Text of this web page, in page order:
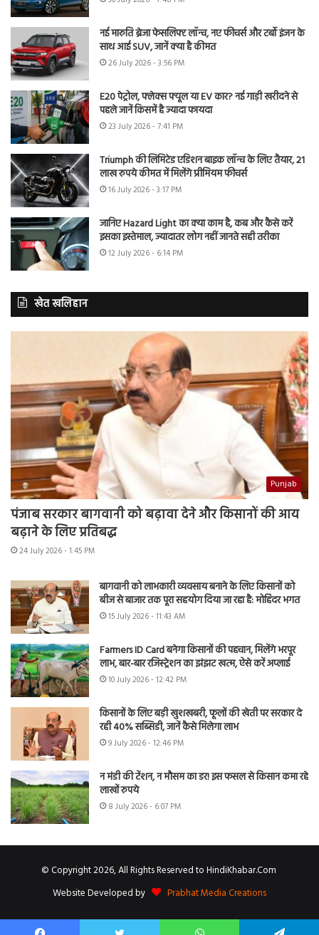
नई मारुति ब्रेजा फेसलिफ्ट लॉन्च, नए फीचर्स और टर्बो इंजन के
साथ आई SUV, जानें क्या है कीमत
26 July 2026 - 3:56 PM
E20 पेट्रोल, फ्लेक्स फ्यूल या EV कार? नई गाड़ी खरीदने से
पहले जानें किसमें है ज्यादा फायदा
23 July 2026 - 7:41 PM
Triumph की लिमिटेड एडिशन बाइक लॉन्च के लिए तैयार, 21
लाख रुपये कीमत में मिलेंगे प्रीमियम फीचर्स
16 July 2026 - 3:17 PM
जानिए Hazard Light का क्या काम है, कब और कैसे करें
इसका इस्तेमाल, ज्यादातर लोग नहीं जानते सही तरीका
12 July 2026 - 6:14 PM
खेत खलिहान
Punjab
पंजाब सरकार बागवानी को बढ़ावा देने और किसानों की आय
बढ़ाने के लिए प्रतिबद्ध
24 July 2026 - 1:45 PM
बागवानी को लाभकारी व्यवसाय बनाने के लिए किसानों को
बीज से बाजार तक पूरा सहयोग दिया जा रहा है: मोहिंदर भगत
15 July 2026 - 11:43 AM
Farmers ID Card बनेगा किसानों की पहचान, मिलेंगे भरपूर
लाभ, बार-बार रजिस्ट्रेशन का झंझट खत्म, ऐसे करें अप्लाई
10 July 2026 - 12:42 PM
किसानों के लिए बड़ी खुशखबरी, फूलों की खेती पर सरकार दे
रही 40% सब्सिडी, जानें कैसे मिलेगा लाभ
9 July 2026 - 12:46 PM
न मंडी की टेंशन, न मौसम का डर! इस फसल से किसान कमा रहे
लाखों रुपये
8 July 2026 - 6:07 PM
© Copyright 2026, All Rights Reserved to HindiKhabar.Com
Website Developed by
Prabhat Media Creations